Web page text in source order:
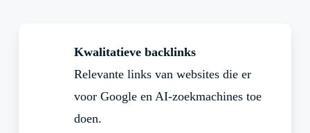
Kwalitatieve backlinks
Relevante links van websites die er
voor Google en AI-zoekmachines toe
doen.